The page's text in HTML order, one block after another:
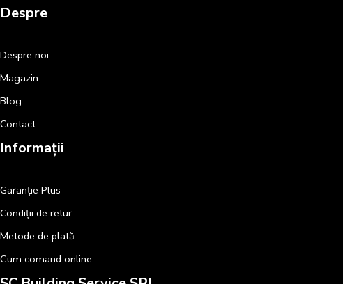
Despre
Despre noi
Magazin
Blog
Contact
Informații
Garanție Plus
Condiții de retur
Metode de plată
Cum comand online